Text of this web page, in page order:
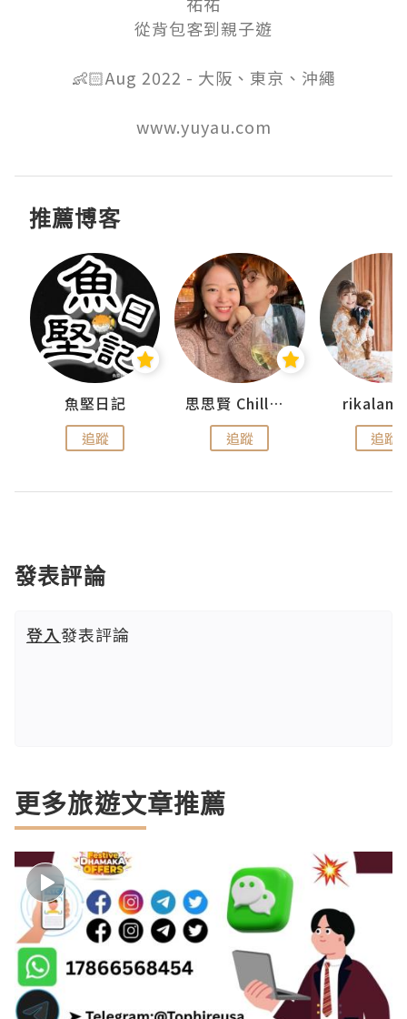
從背包客到親子遊
👶🏻Aug 2022 - 大阪、東京、沖繩
推薦博客
魚堅日記
追蹤
思思賢 ChillMyBabe
追蹤 追蹤
發表評論
登入發表評論
更多旅遊文章推薦